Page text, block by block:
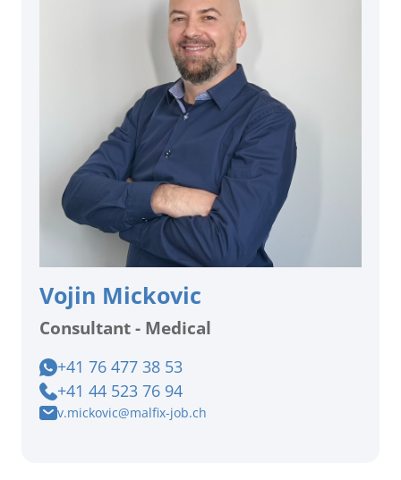
Vojin Mickovic
Consultant - Medical
+41 76 477 38 53
+41 44 523 76 94
v.mickovic@malfix-job.ch